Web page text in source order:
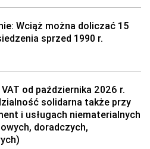
Wciąż można doliczać 15
sprzed 1990 r.
od października 2026 r.
solidarna także przy
i usługach niematerialnych
doradczych,